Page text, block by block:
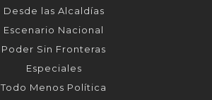
Desde las Alcaldías
Escenario Nacional
Poder Sin Fronteras
Especiales
Todo Menos Política